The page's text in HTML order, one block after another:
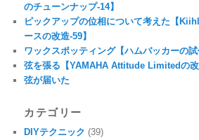
のチューンナップ-14】
ピックアップの位相について考えた【
ースの改造-59】
ワックスポッティング【ハムバッカーの試
弦を張る【YAMAHA Attitude Limitedの改
弦が届いた
カテゴリー
DIYテクニック (39)